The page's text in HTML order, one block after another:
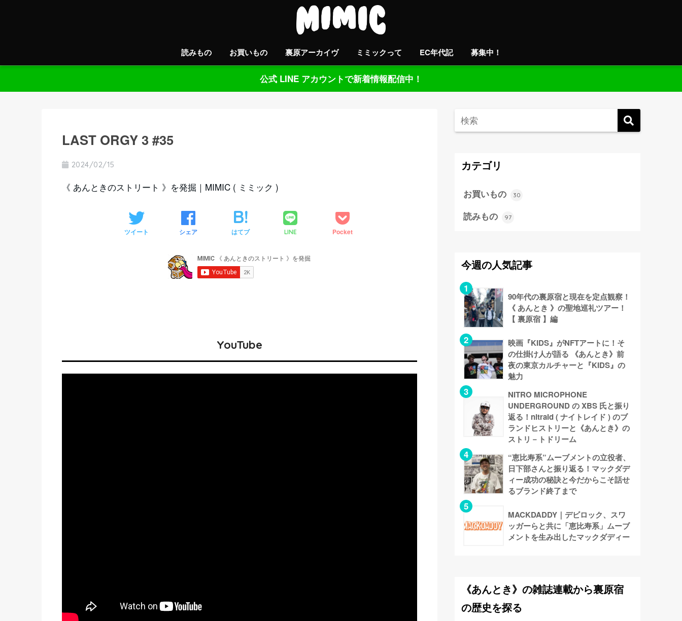
読みもの お買いもの 裏原アーカイヴ ミミックって EC年代記 募集中！
公式 LINE アカウントで新着情報配信中！
LAST ORGY 3 #35
2024/02/15
《 あんときのストリート 》を発掘｜MIMIC ( ミミック )
ツイート シェア はてブ LINE Pocket
YouTube
カテゴリ
お買いもの 30
読みもの 97
今週の人気記事
90年代の裏原宿と現在を定点観察！
《 あんとき 》の聖地巡礼ツアー！
【 裏原宿 】編
映画『KIDS』がNFTアートに！そ
の仕掛け人が語る 《あんとき》前
夜の東京カルチャーと『KIDS』の
魅力
NITRO MICROPHONE
UNDERGROUND の XBS 氏と振り
返る！nitraid ( ナイトレイド ) のブ
ランドヒストリーと《あんとき》の
ストリ－トドリーム
“恵比寿系”ムーブメントの立役者、
日下部さんと振り返る！マックダデ
ィー成功の秘訣と今だからこそ話せ
るブランド終了まで
MACKDADDY｜デビロック、スワ
ッガーらと共に「恵比寿系」ムーブ
メントを生み出したマックダディー
《あんとき》の雑誌連載から裏原宿
の歴史を探る